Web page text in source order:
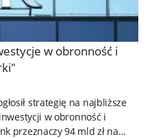
w obronność i
strategię na najbliższe
w obronność i
przeznaczy 94 mld zł na